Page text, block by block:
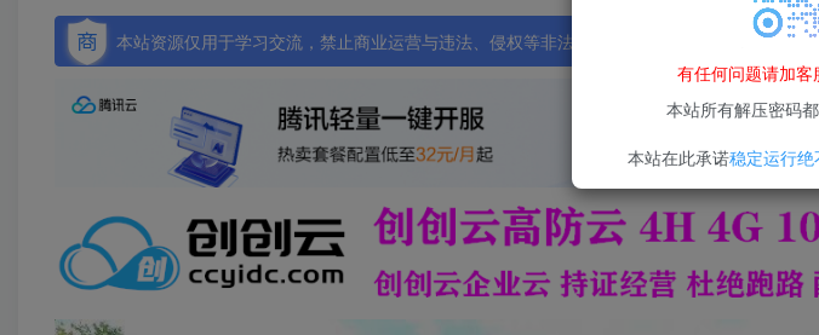
本站资源仅用于学习交流，禁止商业运营与违法、侵权等非法行为；资源下载后请于 24 小时
有任何问题请加
本站所有解压密码
本站在此承诺稳定运行绝